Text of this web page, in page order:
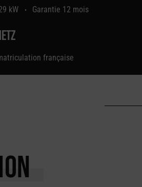
kW • Garantie 12 mois
française